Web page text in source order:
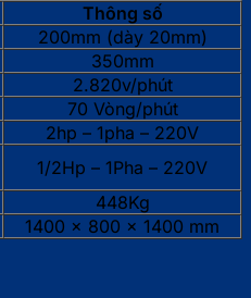
Thông số
200mm (dày 20mm)
350mm
2.820v/phút
70 Vòng/phút
2hp – 1pha – 220V
1/2Hp – 1Pha – 220V
448Kg
1400 x 800 x 1400 mm